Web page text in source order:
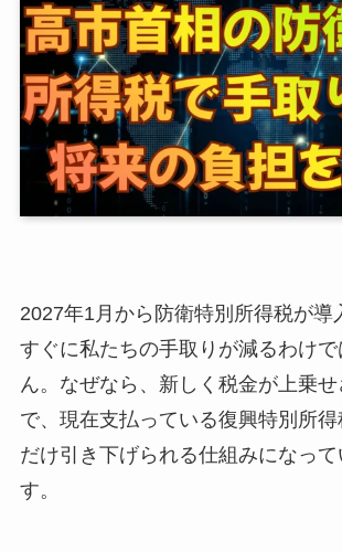
2027年1月から防衛特別所得税が導
すぐに私たちの手取りが減るわけ
ん。なぜなら、新しく税金が上乗
で、現在支払っている復興特別所
だけ引き下げられる仕組みになっ
す。